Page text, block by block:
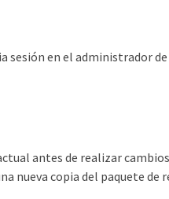
sesión en el administrador
antes de realizar
nueva copia del paquete